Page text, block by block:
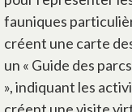
fauniques
créent une carte
un « Guide des
», indiquant les